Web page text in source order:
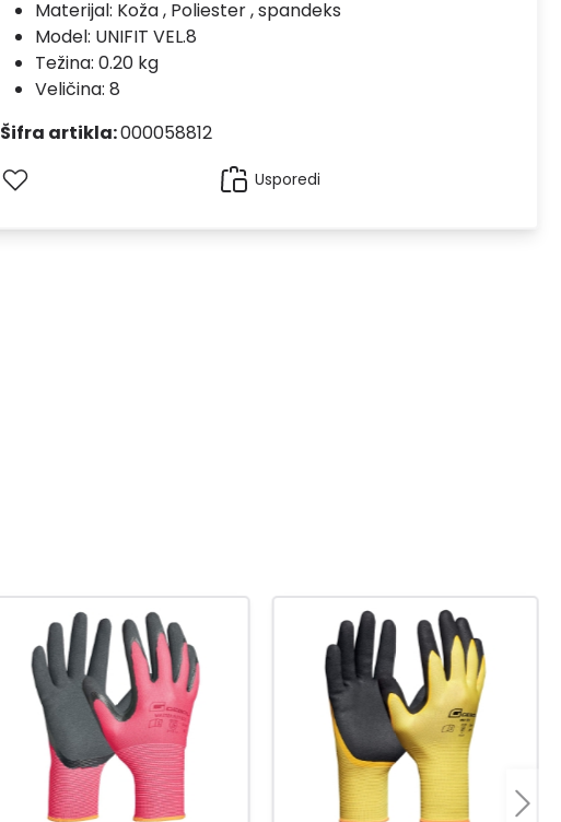
Materijal: Koža , Poliester , spandeks
Model: UNIFIT VEL.8
Težina: 0.20 kg
Veličina: 8
Šifra artikla:000058812
Usporedi